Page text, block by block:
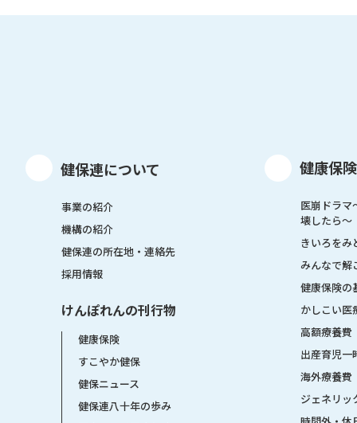
健保連について
事業の紹介
機構の紹介
健保連の所在地・連絡先
採用情報
けんぽれんの刊行物
健康保険
すこやか健保
健保ニュース
健保連八十年の歩み
健康保
医崩ドラマ
壊したら〜
きいろをみ
みんなで解
健康保険の
かしこい医
高額療養費
出産育児一
海外療養費
ジェネリッ